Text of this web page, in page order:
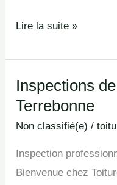
Lire la suite »
Inspections
Terrebonne
Non classifié(e) /
Inspection
Bienvenue chez
Inspections
de
toitures
Terrebonne